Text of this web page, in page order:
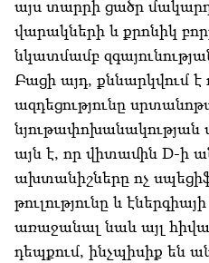
այս տարրի ցածր
վարակների և քրոնիկ
նկատմամբ
Բացի այդ, քննարկվում
ազդեցությունը
նյութափոխանակության
այն է, որ վիտամին D-ի
ախտանիշները ոչ
թուլությունը և
առաջանալ նաև այլ
դեպքում, ինչպիսիք են